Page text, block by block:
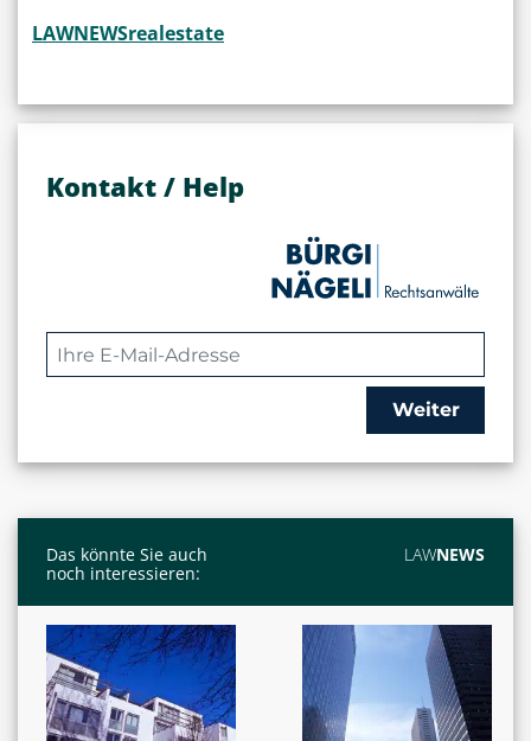
LAWNEWSrealestate
Kontakt / Help
Weiter
Das könnte Sie auch
noch interessieren:
LAWNEWS